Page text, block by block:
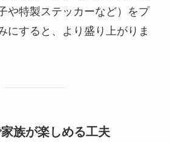
や特製ステッカーなど）をプ
にすると、より盛り上がりま
族が楽しめる工夫